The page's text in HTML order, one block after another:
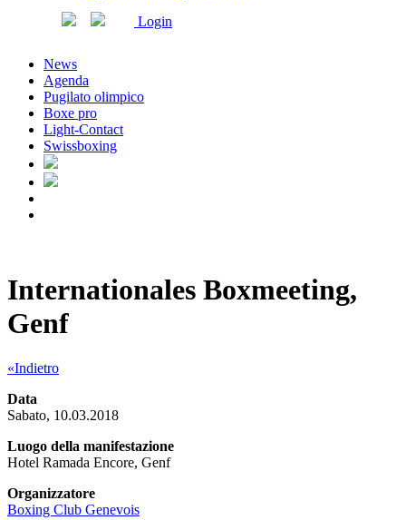
Login
News
Agenda
Pugilato olimpico
Boxe pro
Light-Contact
Swissboxing
Internationales Boxmeeting,
Genf
«Indietro
Data
Sabato, 10.03.2018
Luogo della manifestazione
Hotel Ramada Encore, Genf
Organizzatore
Boxing Club Genevois